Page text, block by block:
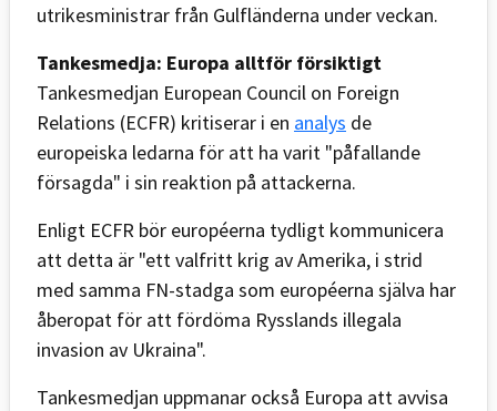
utrikesministrar från Gulfländerna under veckan.
Tankesmedja: Europa alltför försiktigt
Tankesmedjan European Council on Foreign
Relations (ECFR) kritiserar i en analys de
europeiska ledarna för att ha varit "påfallande
försagda" i sin reaktion på attackerna.
Enligt ECFR bör européerna tydligt kommunicera
att detta är "ett valfritt krig av Amerika, i strid
med samma FN-stadga som européerna själva har
åberopat för att fördöma Rysslands illegala
invasion av Ukraina".
Tankesmedjan uppmanar också Europa att avvisa